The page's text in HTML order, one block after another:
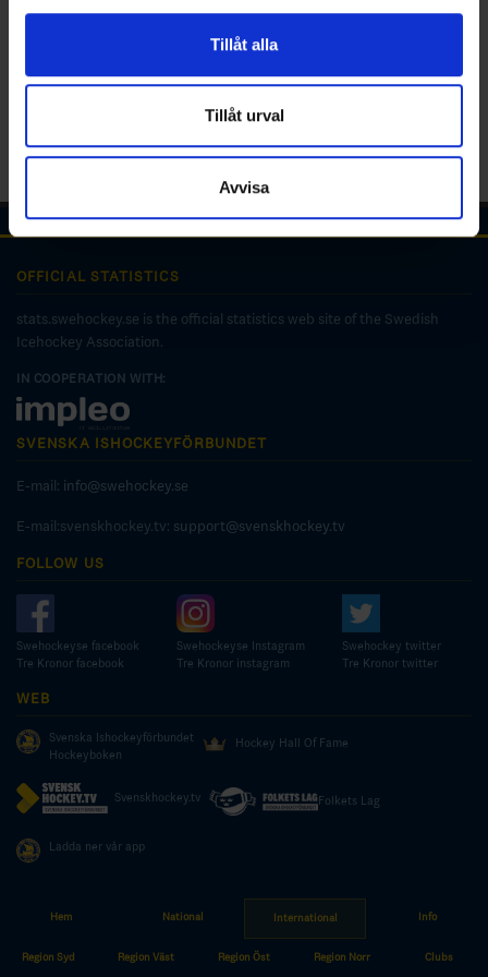
för sociala medier och analysera vår trafik. Vi
vidarebefordrar även sådana identifierare och annan
annons- och analysföretag som vi samarbetar med.
Dessa kan i sin tur kombinera informationen med annan
information som du har tillhandahållit eller som de har
samlat in när du har använt deras tjänster.
Tillåt alla
Tillåt urval
Avvisa
Hem National International Info
Region Syd Region Väst Region Öst Region Norr Clubs
OFFICIAL STATISTICS
stats.swehockey.se is the official statistics web site of the Swedish
Icehockey Association.
IN COOPERATION WITH:
SVENSKA ISHOCKEYFÖRBUNDET
E-mail: info@swehockey.se
E-mail:svenskhockey.tv: support@svenskhockey.tv
FOLLOW US
Swehockeyse facebook
Tre Kronor facebook
Swehockeyse Instagram
Tre Kronor instagram
Swehockey twitter
Tre Kronor twitter
WEB
Svenska Ishockeyförbundet
Hockeyboken
Hockey Hall Of Fame
Svenskhockey.tv Folkets Lag
Ladda ner vår app